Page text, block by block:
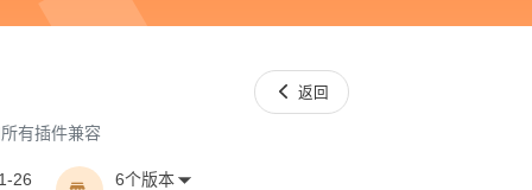
有插件兼容
 返回
26 6个版本 